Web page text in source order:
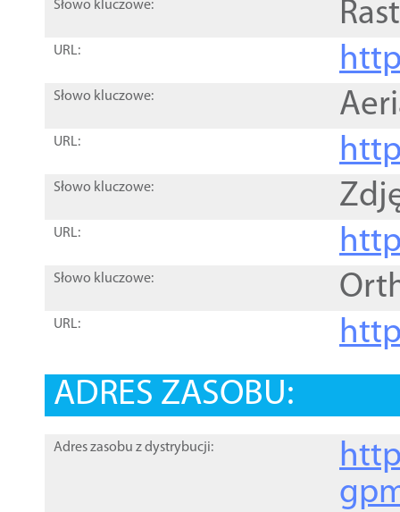
Słowo kluczowe:
URL:
Słowo kluczowe:
URL:
Słowo kluczowe:
URL:
Słowo kluczowe:
URL:
ADRES ZASOBU:
Adres zasobu z dystrybucji: